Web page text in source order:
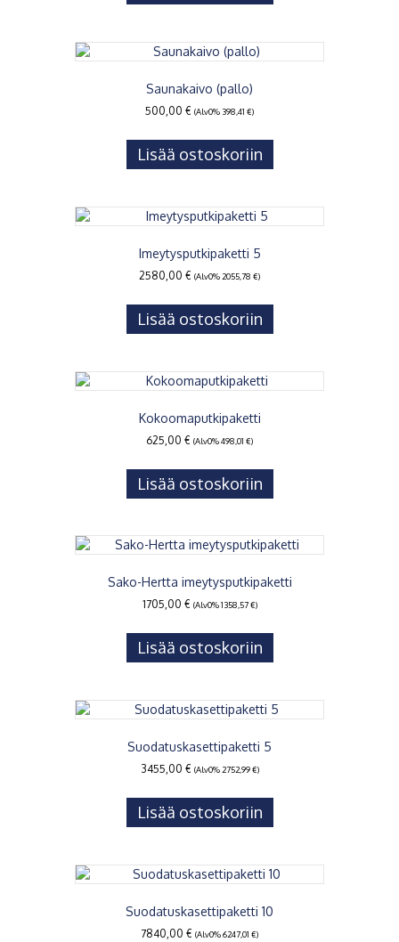
Saunakaivo (pallo)
500,00 € (Alv0% 398,41 €)
Lisää ostoskoriin
Imeytysputkipaketti 5
2580,00 € (Alv0% 2055,78 €)
Lisää ostoskoriin
Kokoomaputkipaketti
625,00 € (Alv0%498,01 €)
Lisää ostoskoriin
Sako-Hertta imeytysputkipaketti
1705,00 € (Alv0%1358,57€)
Lisää ostoskoriin
Suodatuskasettipaketti 5
3455,00 € (Alv0% 2752,99€)
Lisää ostoskoriin
Suodatuskasettipaketti 10
7840,00 € (Alv0%6247,01 €)